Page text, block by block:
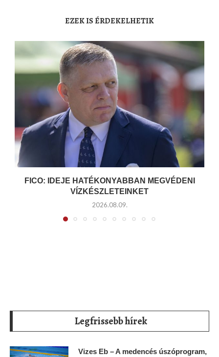
EZEK IS ÉRDEKELHETIK
FICO: IDEJE HATÉKONYABBAN MEGVÉDENI
VÍZKÉSZLETEINKET
2026.08.09.
Legfrissebb hírek
Vizes Eb – A medencés úszóprogram,